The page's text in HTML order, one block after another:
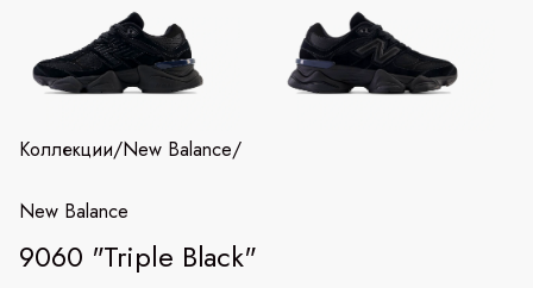
Коллекции/New Balance/
New Balance
9060 "Triple Black"